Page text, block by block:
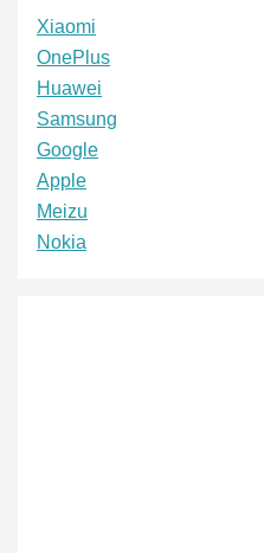
Xiaomi
OnePlus
Huawei
Samsung
Google
Apple
Meizu
Nokia